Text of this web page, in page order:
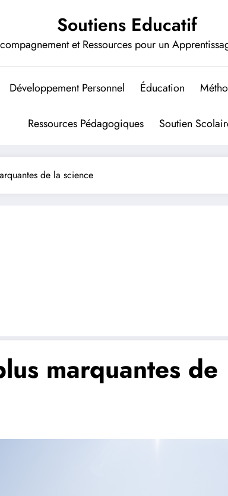
Soutiens Educatif
et Ressources pour un
Développement Personnel Éducation
Ressources Pédagogiques Soutien
de la science
marquantes de